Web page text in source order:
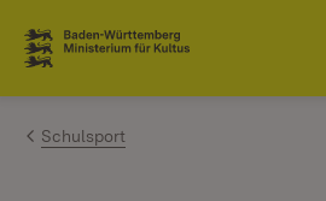
Zum Inhalt springen
Link zur Startseite
Schulsport